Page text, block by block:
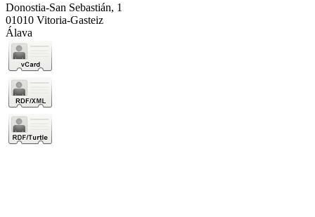
Donostia-San Sebastián, 1
01010 Vitoria-Gasteiz
Álava